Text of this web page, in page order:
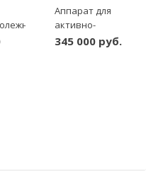
Аппарат для
активно-
пассивной
345 000 руб.